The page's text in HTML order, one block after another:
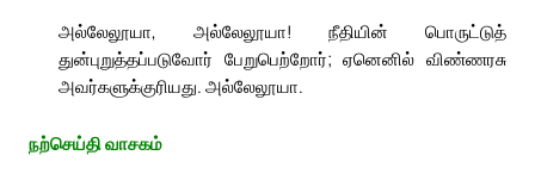
அல்லேலூயா, அல்லேலூயா! நீதியின் பொருட்டுத்
துன்புறுத்தப்படுவோர் பேறுபெற்றோர்; ஏனெனில் விண்ணரசு
அவர்களுக்குரியது. அல்லேலூயா.
நற்செய்தி வாசகம்